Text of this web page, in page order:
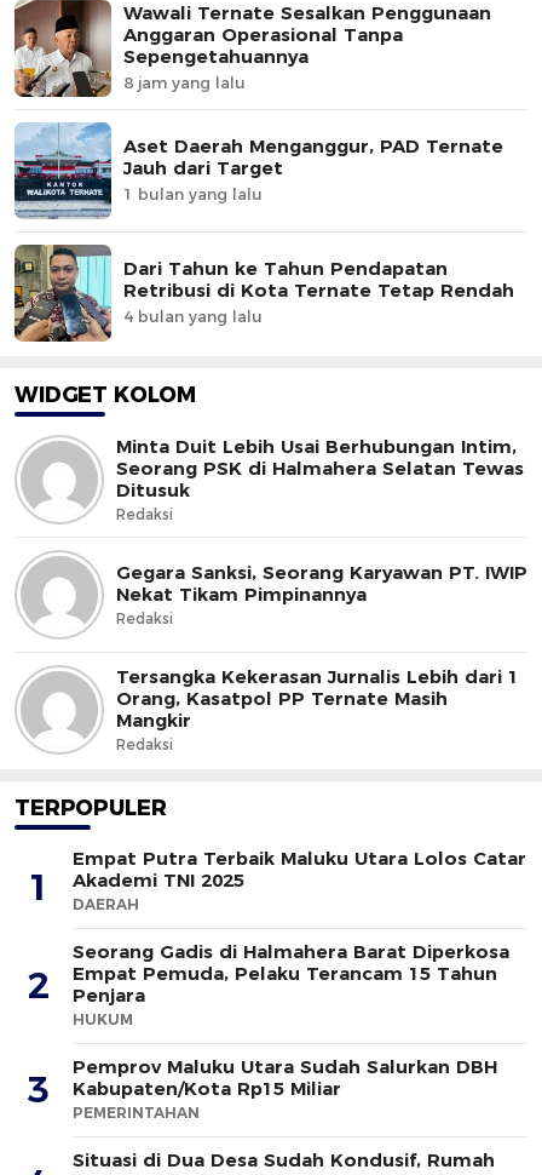
Wawali Ternate Sesalkan Penggunaan
Anggaran Operasional Tanpa
Sepengetahuannya
8 jam yang lalu
Aset Daerah Menganggur, PAD Ternate
Jauh dari Target
1 bulan yang lalu
Dari Tahun ke Tahun Pendapatan
Retribusi di Kota Ternate Tetap Rendah
4 bulan yang lalu
WIDGET KOLOM
Minta Duit Lebih Usai Berhubungan Intim,
Seorang PSK di Halmahera Selatan Tewas
Ditusuk
Redaksi
Gegara Sanksi, Seorang Karyawan PT. IWIP
Nekat Tikam Pimpinannya
Redaksi
Tersangka Kekerasan Jurnalis Lebih dari 1
Orang, Kasatpol PP Ternate Masih
Mangkir
Redaksi
TERPOPULER
1
Empat Putra Terbaik Maluku Utara Lolos Catar
Akademi TNI 2025
DAERAH
2
Seorang Gadis di Halmahera Barat Diperkosa
Empat Pemuda, Pelaku Terancam 15 Tahun
Penjara
HUKUM
3
Pemprov Maluku Utara Sudah Salurkan DBH
Kabupaten/Kota Rp15 Miliar
PEMERINTAHAN
Situasi di Dua Desa Sudah Kondusif, Rumah